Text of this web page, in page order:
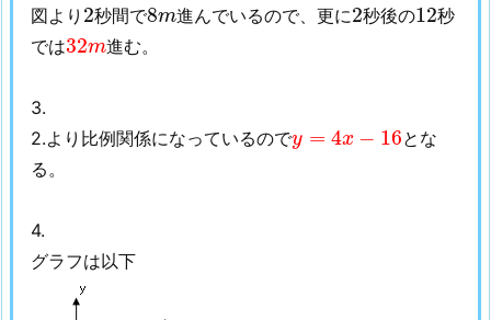
図より 2
2秒間で8m
8m進んでいるので、更に2
2秒後の12
12秒
では32m
32m進む。
3.
2.より比例関係になっているのでy = 4x − 16
y x−
とな
る。
4.
グラフは以下